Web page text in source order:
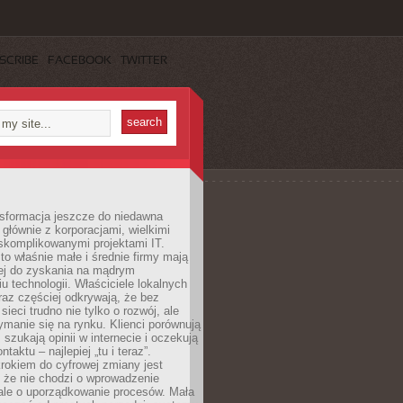
FACEBOOK TWITTER
jeszcze do niedawna
głównie z korporacjami, wielkimi
projektami IT.
właśnie małe i średnie firmy mają
do zyskania na mądrym
technologii. Właściciele lokalnych
częściej odkrywają, że bez
trudno nie tylko o rozwój, ale
się na rynku. Klienci porównują
szukają opinii w internecie i oczekują
– najlepiej „tu i teraz”.
do cyfrowej zmiany jest
nie chodzi o wprowadzenie
o uporządkowanie procesów. Mała